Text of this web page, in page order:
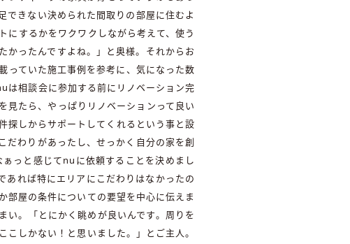
できない決められた間取りの部屋に住むよ
にするかをワクワクしながら考えて、使う
かったんですよね。」と奥様。それからお
っていた施工事例を参考に、気になった数
は相談会に参加する前にリノベーション完
見たら、やっぱりリノベーションって良い
探しからサポートしてくれるという事と設
だわりがあったし、せっかく自分の家を創
っと感じてnuに依頼することを決めまし
あれば特にエリアにこだわりはなかったの
部屋の条件についての要望を中心に伝えま
い。「とにかく眺めが良いんです。周りを
しかない！と思いました。」とご主人。